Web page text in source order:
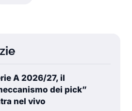
A 2026/27, il
dei pick”
nel vivo